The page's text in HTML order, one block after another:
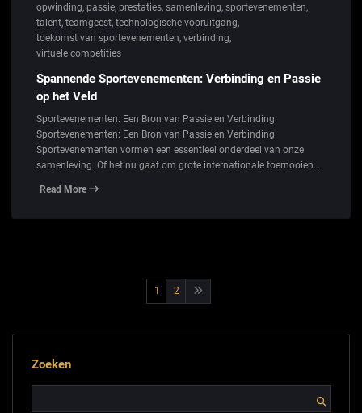
opwinding, passie, prestaties, samenleving, sportevenementen,
talent, teamgeest, technologische vooruitgang,
toekomst van sportevenementen, verbinding,
virtuele competities
Spannende Sportevenementen: Verbinding en Passie
op het Veld
Sportevenementen: Een Bron van Passie en Verbinding
Sportevenementen: Een Bron van Passie en Verbinding
Sportevenementen vormen een essentieel onderdeel van onze
samenleving. Of het nu gaat om grote internationale toernooien…
Read More
Berichtnavigatie
1 2
Zoeken